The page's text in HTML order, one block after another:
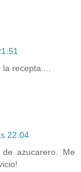
recepta....
22:04
azucarero. Me